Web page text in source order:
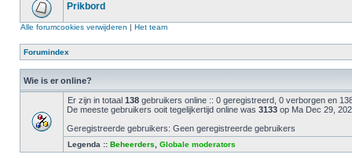
Prikbord
Alle forumcookies verwijderen | Het team
Forumindex
Wie is er online?
Er zijn in totaal 138 gebruikers online :: 0 geregistreerd, 0 verborgen en
De meeste gebruikers ooit tegelijkertijd online was 3133 op Ma Dec 29,
Geregistreerde gebruikers: Geen geregistreerde gebruikers
Legenda :: Beheerders Globale moderators